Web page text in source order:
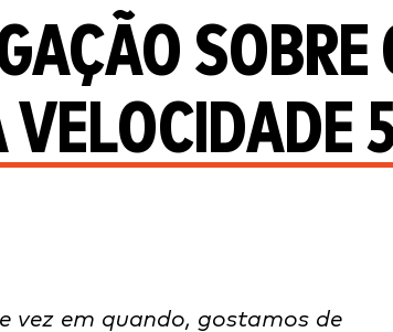
SOBRE
vez em quando, gostamos de